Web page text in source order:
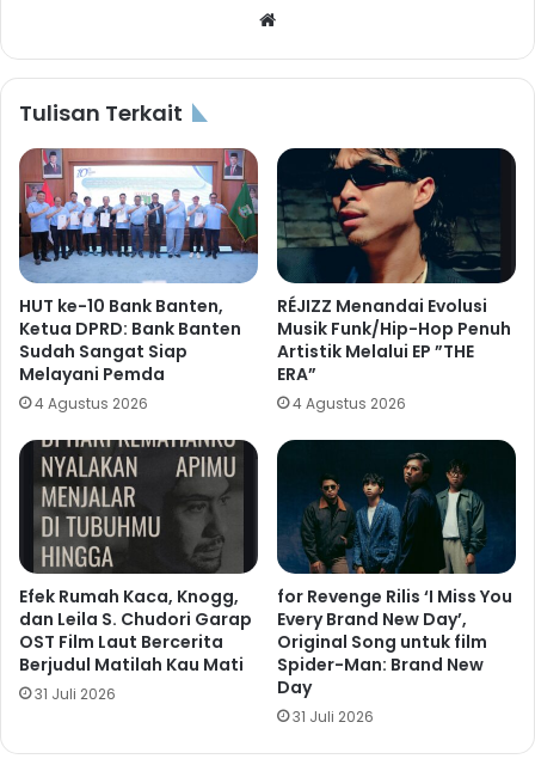
Tulisan Terkait
HUT ke-10 Bank Banten,
Ketua DPRD: Bank Banten
Sudah Sangat Siap
Melayani Pemda
4 Agustus 2026
RÉJIZZ Menandai Evolusi
Musik Funk/Hip-Hop Penuh
Artistik Melalui EP ”THE
ERA”
4 Agustus 2026
Efek Rumah Kaca, Knogg,
dan Leila S. Chudori Garap
OST Film Laut Bercerita
Berjudul Matilah Kau Mati
31 Juli 2026
for Revenge Rilis ‘I Miss You
Every Brand New Day’,
Original Song untuk film
Spider-Man: Brand New
Day
31 Juli 2026